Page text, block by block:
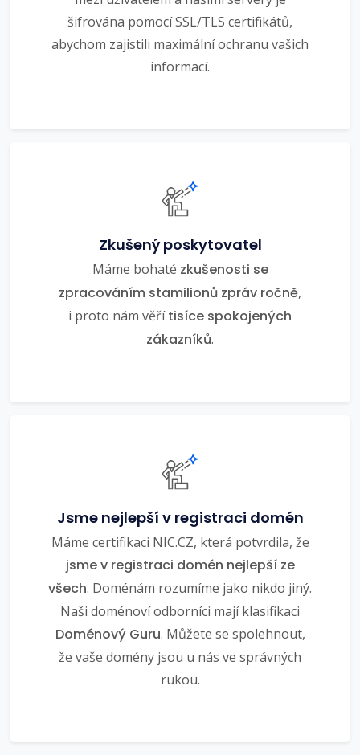
šifrována pomocí SSL/TLS certifikátů,
abychom zajistili maximální ochranu vašich
informací.
Zkušený poskytovatel
Máme bohaté zkušenosti se
zpracováním stamilionů zpráv ročně,
i proto nám věřítisíce spokojených
zákazníků.
Jsme nejlepší v registraci domén
Máme certifikaci NIC.CZ, která potvrdila, že
jsme v registraci domén nejlepší ze
všech. Doménám rozumíme jako nikdo jiný.
Naši doménoví odborníci mají klasifikaci
Doménový Guru. Můžete se spolehnout,
že vaše domény jsou u nás ve správných
rukou.